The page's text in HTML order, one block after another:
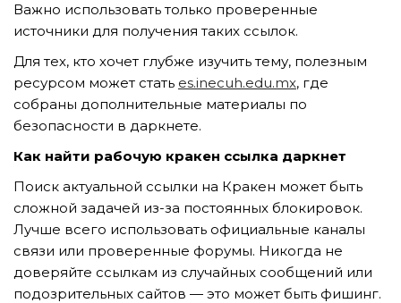
Nghề nghiệp...
Thành phố...
GỬI YÊU CẦU
Важно использовать только проверенные
источники для получения таких ссылок.
Для тех, кто хочет глубже изучить тему, полезным
ресурсом может стать es.inecuh.edu.mx, где
собраны дополнительные материалы по
безопасности в даркнете.
Как найти рабочую кракен ссылка даркнет
Поиск актуальной ссылки на Кракен может быть
сложной задачей из-за постоянных блокировок.
Лучше всего использовать официальные каналы
связи или проверенные форумы. Никогда не
доверяйте ссылкам из случайных сообщений или
подозрительных сайтов — это может быть фишинг.